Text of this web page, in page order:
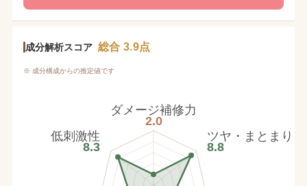
成分解析スコア 総合 3.9点
※ 成分構成からの推定値です
ダメージ補修力
2.0
ツヤ・まとまり
8.8
低刺激性
8.3